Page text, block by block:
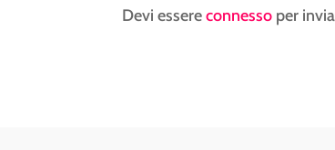
Devi essereconnesso per